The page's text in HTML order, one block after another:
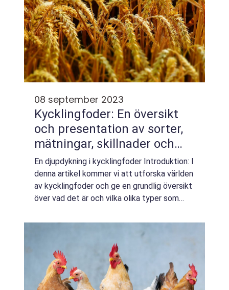
08 september 2023
Kycklingfoder: En översikt
och presentation av sorter,
mätningar, skillnader och
historiska för- och nackdelar
En djupdykning i kycklingfoder Introduktion: I
denna artikel kommer vi att utforska världen
av kycklingfoder och ge en grundlig översikt
över vad det är och vilka olika typer som
också att diskutera kvantita...